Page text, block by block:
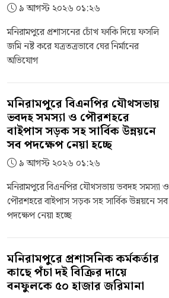
৯ আগস্ট ২০২৬ ০১:২৬
মনিরামপুরে প্রশাসনের চোঁখ ফাকি দিয়ে ফসলি
জমি নষ্ট করে যত্রতত্রভাবে ঘের নির্মানের
অভিযোগ
মনিরামপুরে বিএনপির যৌথসভায়
ভবদহ সমস্যা ও পৌরশহরে
বাইপাস সড়ক সহ সার্বিক উন্নয়নে
সব পদক্ষেপ নেয়া হচ্ছে
৯ আগস্ট ২০২৬ ০১:২৬
মনিরামপুরে বিএনপির যৌথসভায় ভবদহ সমস্যা ও
পৌরশহরে বাইপাস সড়ক সহ সার্বিক উন্নয়নে সব
পদক্ষেপ নেয়া হচ্ছে
মনিরামপুরে প্রশাসনিক কর্মকর্তার
কাছে পঁচা দই বিক্রির দায়ে
বনফুলকে ৫০ হাজার জরিমানা